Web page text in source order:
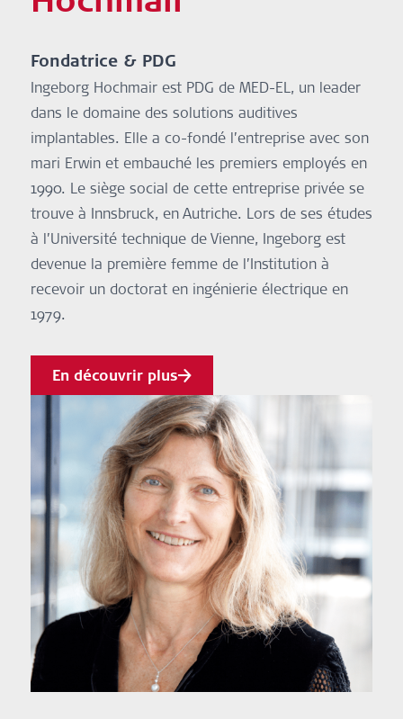
Fondatrice & PDG
Ingeborg Hochmair est PDG de MED-EL, un leader
dans le domaine des solutions auditives
implantables. Elle a co-fondé l’entreprise avec son
mari Erwin et embauché les premiers employés en
1990. Le siège social de cette entreprise privée se
trouve à Innsbruck, en Autriche. Lors de ses études
à l’Université technique de Vienne, Ingeborg est
devenue la première femme de l’Institution à
recevoir un doctorat en ingénierie électrique en
1979.
En découvrir plus